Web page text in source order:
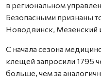
в региональном
Безопасными признаны
Новодвинск, Мезенский
С начала сезона
клещей запросили 1795
больше, чем за